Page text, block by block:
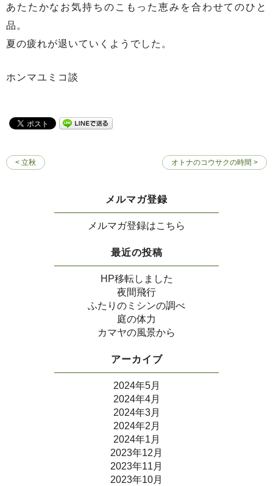
あたたかなお気持ちのこもった恵みを合わせてのひと
品。
夏の疲れが退いていくようでした。
ホンマユミコ談
< 立秋 オトナのコウサクの時間 >
メルマガ登録
メルマガ登録はこちら
最近の投稿
HP移転しました
夜間飛行
ふたりのミシンの調べ
庭の体力
カマヤの風景から
アーカイブ
2024年5月
2024年4月
2024年3月
2024年2月
2024年1月
2023年12月
2023年11月
2023年10月